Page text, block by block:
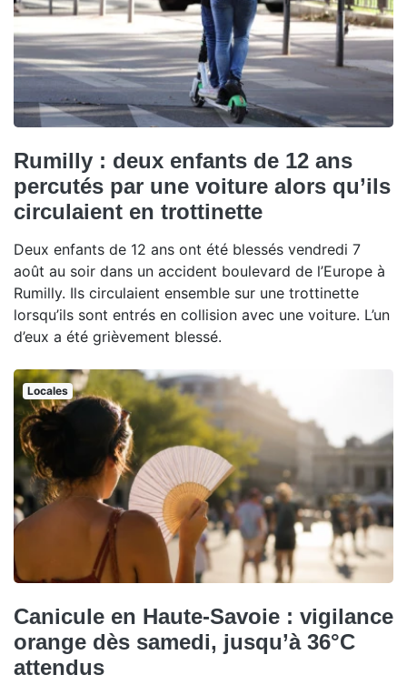
Rumilly : deux enfants de 12 ans
percutés par une voiture alors qu’ils
circulaient en trottinette
Deux enfants de 12 ans ont été blessés vendredi 7
août au soir dans un accident boulevard de l’Europe à
Rumilly. Ils circulaient ensemble sur une trottinette
lorsqu’ils sont entrés en collision avec une voiture. L’un
d’eux a été grièvement blessé.
Locales
Canicule en Haute-Savoie : vigilance
orange dès samedi, jusqu’à 36°C
attendus